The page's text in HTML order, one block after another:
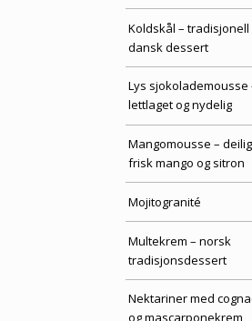
Koldskål – tradisjonell
dansk dessert
Lys sjokolademousse
lettlaget og nydelig
Mangomousse – deilig
frisk mango og sitron
Mojitogranité
Multekrem – norsk
tradisjonsdessert
Nektariner med